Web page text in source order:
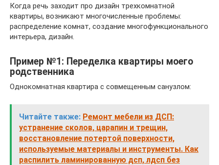
Когда речь заходит про дизайн трехкомнатной
квартиры, возникают многочисленные проблемы:
распределение комнат, создание многофункционального
интерьера, дизайн.
Пример №1: Переделка квартиры моего
родственника
Однокомнатная квартира с совмещенным санузлом:
Читайте также: Ремонт мебели из ДСП:
устранение сколов, царапин и трещин,
восстановление потертой поверхности,
используемые материалы и инструменты. Как
распилить ламинированную дсп, лдсп без